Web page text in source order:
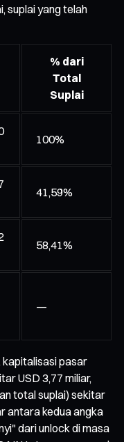
suplai yang telah
% dari
Total
Suplai
100%
41,59%
58,41%
—
kapitalisasi pasar
USD 3,77 miliar,
total suplai) sekitar
antara kedua angka
dari unlock di masa